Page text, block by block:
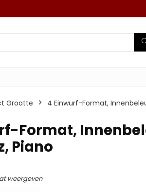
Grootte ‎4 Einwurf-Format,
Format,
Piano
weergeven